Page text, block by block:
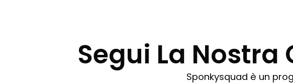
Segui La Nostra
Sponkysquad è un